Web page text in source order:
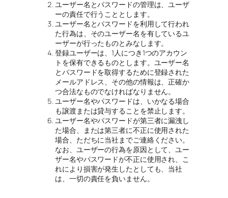
ユーザー名とパスワードの管理は、ユーザ
ーの責任で行うこととします。
ユーザー名とパスワードを利用して行われ
た行為は、そのユーザー名を有しているユ
ーザーが行ったものとみなします。
登録ユーザーは、1人につき1つのアカウン
トを保有できるものとします。ユーザー名
とパスワードを取得するために登録された
メールアドレス、その他の情報は、正確か
つ合法なものでなければなりません。
ユーザー名やパスワードは、いかなる場合
も譲渡または貸与することを禁止します。
ユーザー名やパスワードが第三者に漏洩し
た場合、または第三者に不正に使用された
場合、ただちに当社までご連絡ください。
なお、ユーザーの行為を原因として、ユー
ザー名やパスワードが不正に使用され、こ
れにより損害が発生したとしても、当社
は、一切の責任を負いません。